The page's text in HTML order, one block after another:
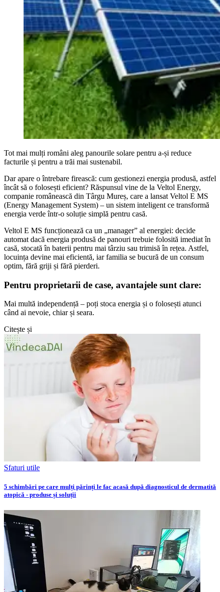
Tot mai mulți români aleg panourile solare pentru a-și reduce
facturile și pentru a trăi mai sustenabil.
Dar apare o întrebare firească: cum gestionezi energia produsă, astfel
încât să o folosești eficient? Răspunsul vine de la Veltol Energy,
companie românească din Târgu Mureș, care a lansat Veltol E MS
(Energy Management System) – un sistem inteligent ce transformă
energia verde într-o soluție simplă pentru casă.
Veltol E MS funcționează ca un „manager” al energiei: decide
automat dacă energia produsă de panouri trebuie folosită imediat în
casă, stocată în baterii pentru mai târziu sau trimisă în rețea. Astfel,
locuința devine mai eficientă, iar familia se bucură de un consum
optim, fără griji și fără pierderi.
Pentru proprietarii de case, avantajele sunt clare:
Mai multă independență – poți stoca energia și o folosești atunci
când ai nevoie, chiar și seara.
Citește și
Sfaturi utile
5 schimbări pe care mulți părinți le fac acasă după diagnosticul de dermatită
atopică - produse și soluții